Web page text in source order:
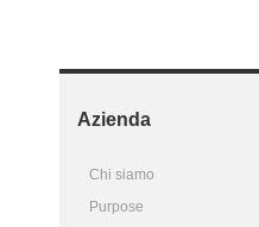
Azienda
Chi siamo
Purpose